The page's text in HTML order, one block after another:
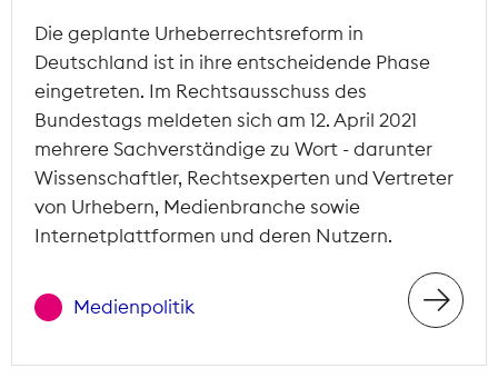
Die geplante Urheberrechtsreform in
Deutschland ist in ihre entscheidende Phase
eingetreten. Im Rechtsausschuss des
Bundestags meldeten sich am 12. April 2021
mehrere Sachverständige zu Wort - darunter
Wissenschaftler, Rechtsexperten und Vertreter
von Urhebern, Medienbranche sowie
Internetplattformen und deren Nutzern.
Medienpolitik